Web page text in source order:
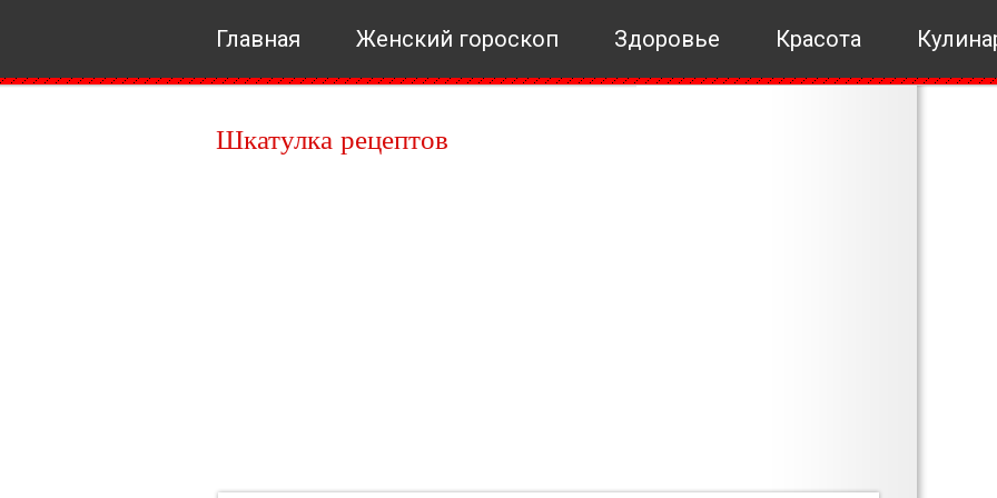
Главная Женский гороскоп Здоровье Красота
Шкатулка рецептов